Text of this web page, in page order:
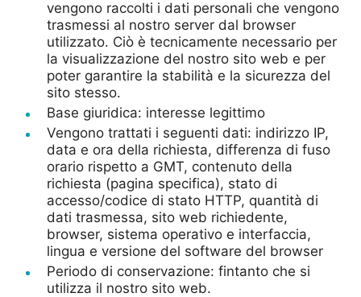
vengono raccolti i dati personali che vengono
trasmessi al nostro server dal browser
utilizzato. Ciò è tecnicamente necessario per
la visualizzazione del nostro sito web e per
poter garantire la stabilità e la sicurezza del
sito stesso.
Base giuridica: interesse legittimo
Vengono trattati i seguenti dati: indirizzo IP,
data e ora della richiesta, differenza di fuso
orario rispetto a GMT, contenuto della
richiesta (pagina specifica), stato di
accesso/codice di stato HTTP, quantità di
dati trasmessa, sito web richiedente,
browser, sistema operativo e interfaccia,
lingua e versione del software del browser
Periodo di conservazione: fintanto che si
utilizza il nostro sito web.